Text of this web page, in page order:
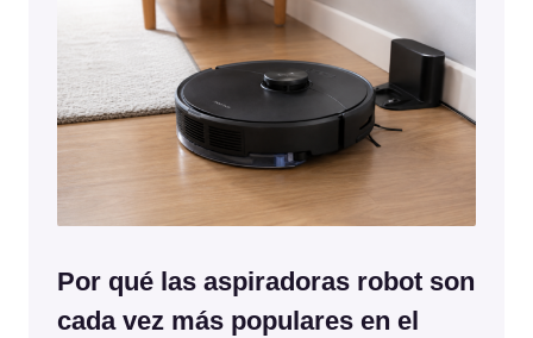
Por qué las aspiradoras robot son
cada vez más populares en el